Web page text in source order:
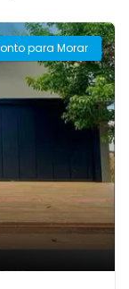
para Morar